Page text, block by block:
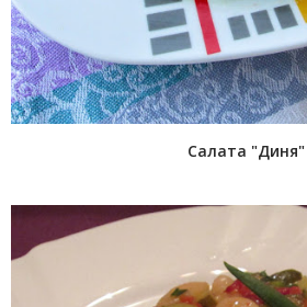
Салата "Диня"